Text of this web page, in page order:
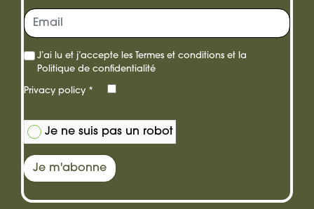
cadeau
J’ai lu et j’accepte lesTermes et conditions et la
Politique de confidentialité
Privacy policy *
Je ne suis pas un robot
Je m'abonne